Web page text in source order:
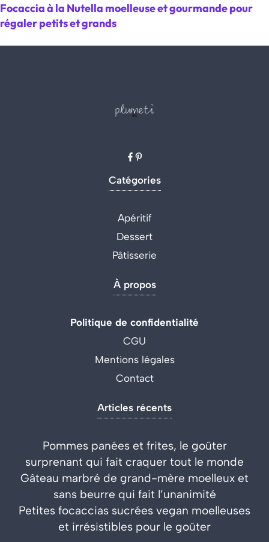
Focaccia à la Nutella moelleuse et gourmande pour
régaler petits et grands
Catégories
Apéritif
Dessert
Pâtisserie
À propos
Politique de confidentialité
CGU
Mentions légales
Contact
Articles récents
Pommes panées et frites, le goûter
surprenant qui fait craquer tout le monde
Gâteau marbré de grand-mère moelleux et
sans beurre qui fait l’unanimité
Petites focaccias sucrées vegan moelleuses
et irrésistibles pour le goûter